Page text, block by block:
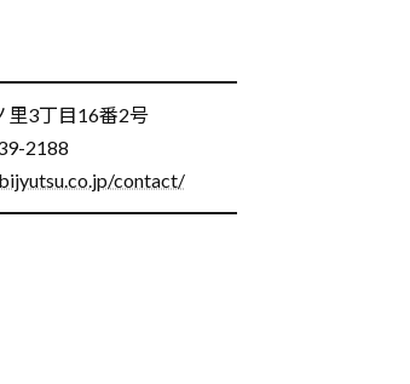
里3丁目16番2号
2188
contact/